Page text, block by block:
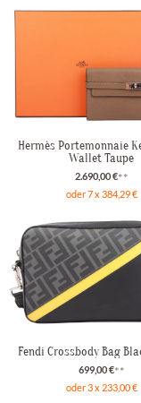
Hermès Portemonnaie
Wallet Taupe
oder 7 x 384,29 €
2.690,00 €**
Fendi Crossbody Bag
oder 3 x 233,00 €
699,00 €**